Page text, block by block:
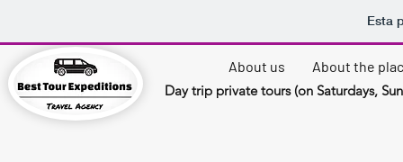
Esta
Day trip private tours (on Saturdays,
About us About the